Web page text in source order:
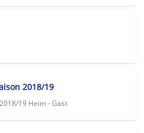
2018/19
19 Heim - Gast